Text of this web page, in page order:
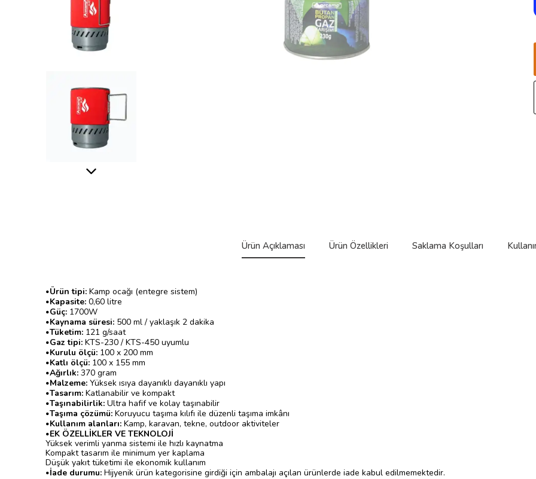
Ürün Açıklaması Ürün Özellikleri Saklama Koşulları
•Ürün tipi: Kamp ocağı (entegre sistem)
•Kapasite: 0,60 litre
•Güç: 1700W
•Kaynama süresi: 500 ml / yaklaşık 2 dakika
•Tüketim: 121 g/saat
•Gaz tipi: KTS-230 / KTS-450 uyumlu
•Kurulu ölçü: 100 x 200 mm
•Katlı ölçü: 100 x 155 mm
•Ağırlık: 370 gram
•Malzeme: Yüksek ısıya dayanıklı dayanıklı yapı
•Tasarım: Katlanabilir ve kompakt
•Taşınabilirlik: Ultra hafif ve kolay taşınabilir
•Taşıma çözümü: Koruyucu taşıma kılıfı ile düzenli taşıma imkânı
•Kullanım alanları: Kamp, karavan, tekne, outdoor aktiviteler
•EK ÖZELLİKLER VE TEKNOLOJİ
Yüksek verimli yanma sistemi ile hızlı kaynatma
Kompakt tasarım ile minimum yer kaplama
Düşük yakıt tüketimi ile ekonomik kullanım
•İade durumu: Hijyenik ürün kategorisine girdiği için ambalajı açılan ürünlerde iade kabul edilmemektedir.